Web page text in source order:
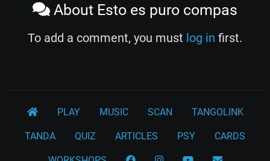
About Esto es puro compas
To add a comment, you must log in first.
PLAY MUSIC SCAN TANGOLINK
TANDA QUIZ ARTICLES PSY CARDS